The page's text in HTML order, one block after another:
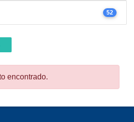
52
encontrado.